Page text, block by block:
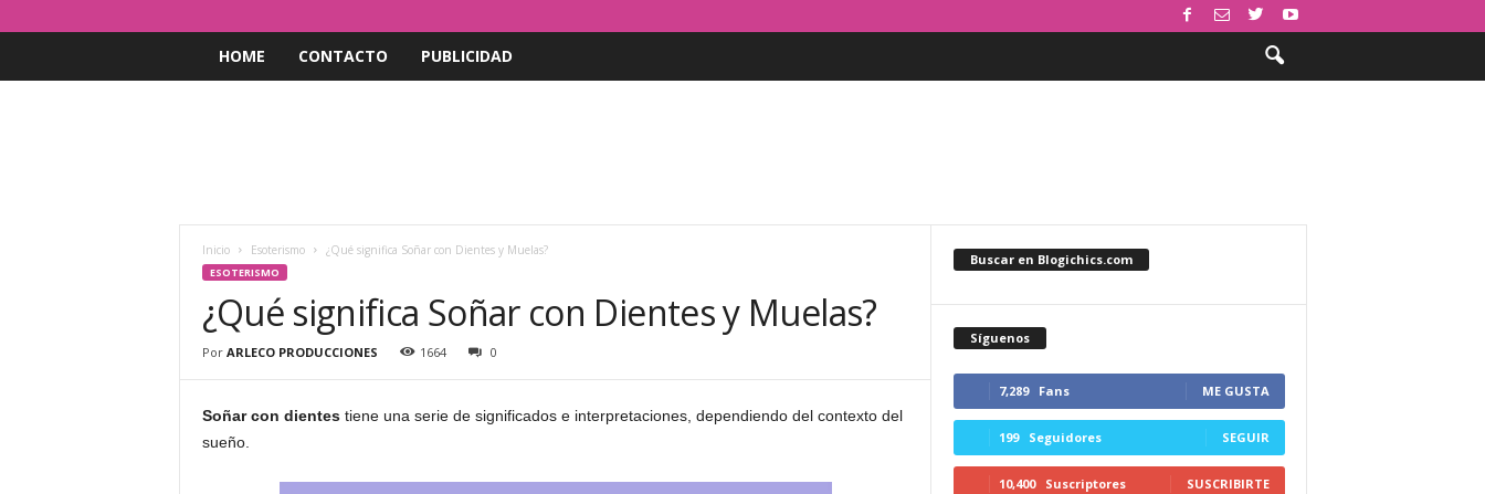
HOME CONTACTO PUBLICIDAD
Inicio Esoterismo ¿Qué significa Soñar con Dientes y Muelas?
ESOTERISMO
¿Qué significa Soñar con Dientes y Muelas?
Por ARLECO PRODUCCIONES 1664 0
Soñar con dientestiene una serie de significados e interpretaciones, dependiendo del contexto del
sueño.
Buscar en Blogichics.com
Síguenos
7,289 Fans ME GUSTA
199 Seguidores SEGUIR
10,400 Suscriptores SUSCRIBIRTE